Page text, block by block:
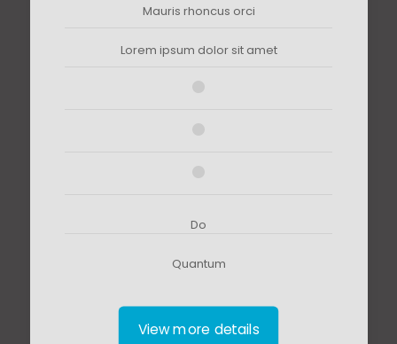
Mauris rhoncus orci
Lorem ipsum dolor sit amet
Do
Quantum
View more details